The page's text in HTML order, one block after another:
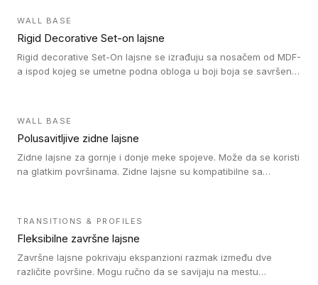
WALL BASE
Rigid Decorative Set-on lajsne
Rigid decorative Set-On lajsne se izrađuju sa nosačem od MDF-
a ispod kojeg se umetne podna obloga u boji boja se savršeno
WALL BASE
Polusavitljive zidne lajsne
Zidne lajsne za gornje i donje meke spojeve. Može da se koristi
na glatkim površinama. Zidne lajsne su kompatibilne sa
TRANSITIONS & PROFILES
Fleksibilne završne lajsne
Završne lajsne pokrivaju ekspanzioni razmak između dve
različite površine. Mogu ručno da se savijaju na mestu